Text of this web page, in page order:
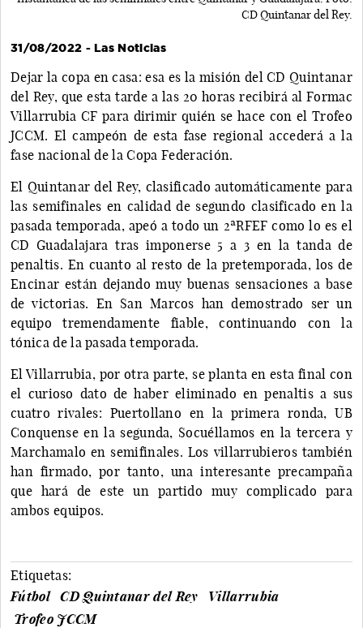
CD Quintanar del Rey.
31/08/2022 - Las Noticias
Dejar la copa en casa: esa es la misión del CD Quintanar
del Rey, que esta tarde a las 20 horas recibirá al Formac
Villarrubia CF para dirimir quién se hace con el Trofeo
JCCM. El campeón de esta fase regional accederá a la
fase nacional de la Copa Federación.
El Quintanar del Rey, clasificado automáticamente para
las semifinales en calidad de segundo clasificado en la
pasada temporada, apeó a todo un 2ªRFEF como lo es el
CD Guadalajara tras imponerse 5 a 3 en la tanda de
penaltis. En cuanto al resto de la pretemporada, los de
Encinar están dejando muy buenas sensaciones a base
de victorias. En San Marcos han demostrado ser un
equipo tremendamente fiable, continuando con la
tónica de la pasada temporada.
El Villarrubia, por otra parte, se planta en esta final con
el curioso dato de haber eliminado en penaltis a sus
cuatro rivales: Puertollano en la primera ronda, UB
Conquense en la segunda, Socuéllamos en la tercera y
Marchamalo en semifinales. Los villarrubieros también
han firmado, por tanto, una interesante precampaña
que hará de este un partido muy complicado para
ambos equipos.
Etiquetas:
Fútbol
CD Quintanar del Rey
Villarrubia
Trofeo JCCM